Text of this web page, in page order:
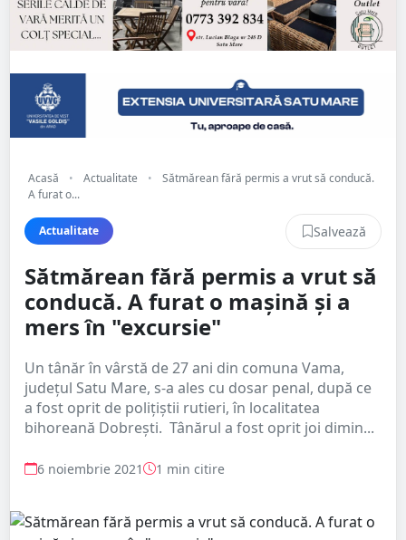
Acasă • Actualitate •
Sătmărean fără permis a vrut să conducă.
A furat o...
Actualitate Salvează
Sătmărean fără permis a vrut să
conducă. A furat o mașină și a
mers în "excursie"
Un tânăr în vârstă de 27 ani din comuna Vama,
judeţul Satu Mare, s-a ales cu dosar penal, după ce
a fost oprit de poliţiştii rutieri, în localitatea
bihoreană Dobrești. Tânărul a fost oprit joi dimin...
6 noiembrie 2021 1 min citire